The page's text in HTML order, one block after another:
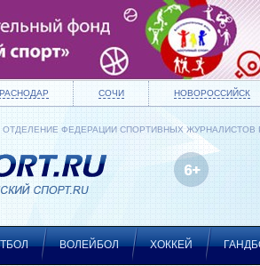
СОЧИ НОВОРОССИЙСК
ОТДЕЛЕНИЕ ФЕДЕРАЦИИ СПОРТИВНЫХ ЖУРНАЛИСТОВ
ВОЛЕЙБОЛ ХОККЕЙ